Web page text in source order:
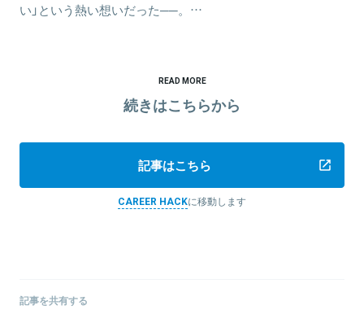
い」という熱い想いだった──。…
READ MORE
続きはこちらから
記事はこちら
CAREER HACKに移動します
記事を共有する